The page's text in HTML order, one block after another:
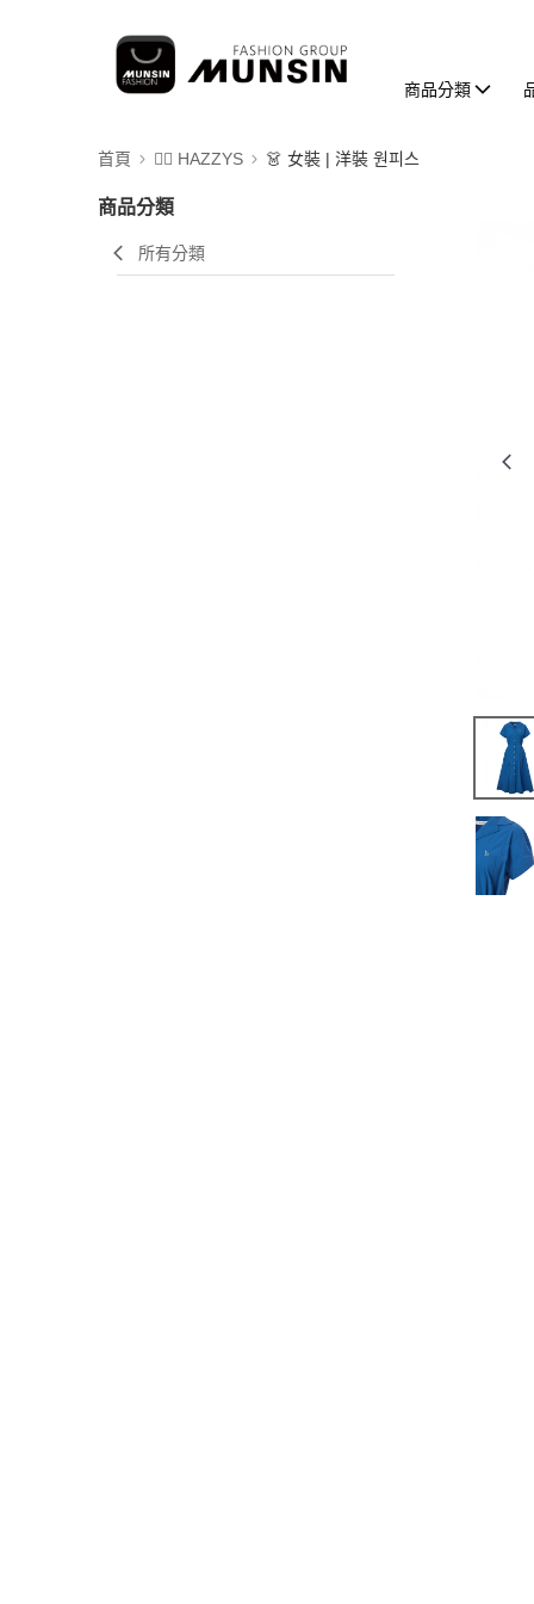
商品分類
首頁 🐕‍🦺 HAZZYS 👗 女裝 | 洋裝 원피스
商品分類
所有分類